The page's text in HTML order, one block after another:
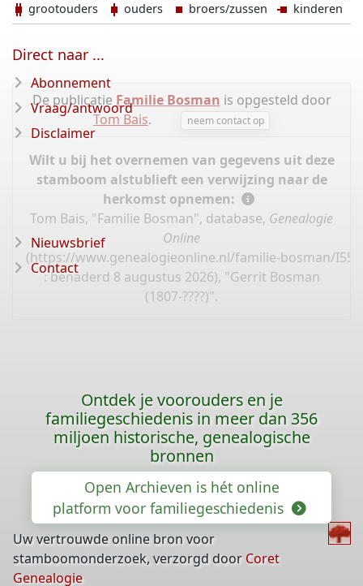
grootouders
ouders broers/zussen kinderen
De publicatie Familie Bosman is opgesteld door
Tom Bais. neem contact op
Wilt u bij het overnemen van gegevens uit deze
stamboom alstublieft een verwijzing naar de
herkomst opnemen:
Tom Bais, "Familie Bosman", database, Genealogie
Online
(https://www.genealogieonline.nl/familie-bosman/
: benaderd 8 augustus 2026), "Gerrit Bosman
(1807-????)".
Direct naar ...
Abonnement
Vraag/antwoord
Disclaimer
Nieuwsbrief
Contact
Ontdek je voorouders en je
familiegeschiedenis in meer dan 356
miljoen historische, genealogische
bronnen
Open Archieven is hét online
platform voor familiegeschiedenis
Uw vertrouwde online bron voor
stamboomonderzoek, verzorgd door Coret
Genealogie